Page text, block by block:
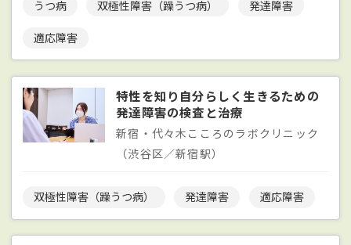
うつ病 双極性障害（躁うつ病） 発達障害
適応障害
特性を知り自分らしく生きるための
発達障害の検査と治療
新宿・代々木こころのラボクリニック
（渋谷区／新宿駅）
双極性障害（躁うつ病） 発達障害 適応障害